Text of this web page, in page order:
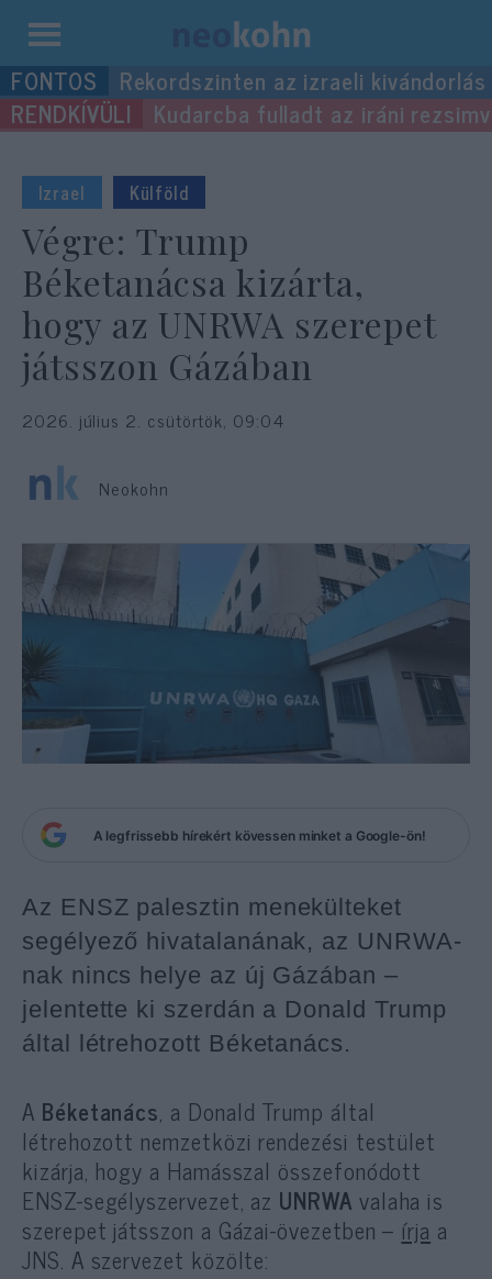
Kilépés
a
tartalomba
Rekordszinten az izraeli kivándorlás
Kudarcba fulladt az iráni
Izrael Külföld
Végre: Trump
Béketanácsa kizárta,
hogy az UNRWA szerepet
játsszon Gázában
2026. július 2. csütörtök, 09:04
Neokohn
A legfrissebb hírekért kövessen minket a Google-ön!
Az ENSZ palesztin menekülteket
segélyező hivatalanának, az UNRWA-
nak nincs helye az új Gázában –
jelentette ki szerdán a Donald Trump
által létrehozott Béketanács.
A Béketanács, a Donald Trump által
létrehozott nemzetközi rendezési testület
kizárja, hogy a Hamásszal összefonódott
ENSZ-segélyszervezet, az UNRWA valaha is
szerepet játsszon a Gázai-övezetben – írja a
JNS. A szervezet közölte: